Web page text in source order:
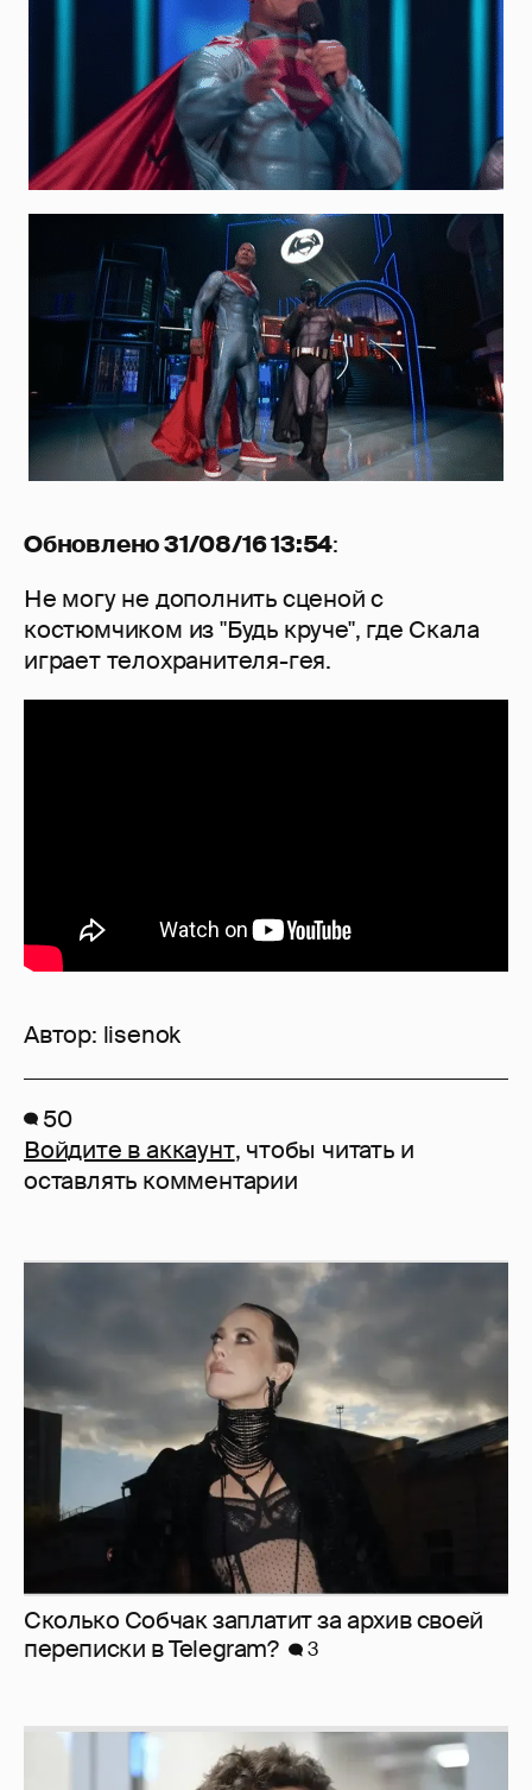
Обновлено 31/08/16 13:54:
Не могу не дополнить сценой с
костюмчиком из "Будь круче", где Скала
играет телохранителя-гея.
Автор: lisenok
50
Войдите в аккаунт, чтобы читать и
оставлять комментарии
Сколько Собчак заплатит за архив своей
перeписки в Telegram?
3